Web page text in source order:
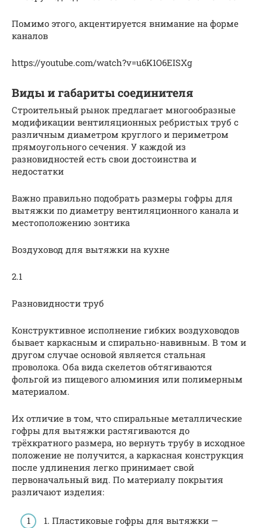
Помимо этого, акцентируется внимание на форме
каналов
https://youtube.com/watch?v=u6K1O6EISXg
Виды и габариты соединителя
Строительный рынок предлагает многообразные
модификации вентиляционных ребристых труб с
различным диаметром круглого и периметром
прямоугольного сечения. У каждой из
разновидностей есть свои достоинства и
недостатки
Важно правильно подобрать размеры гофры для
вытяжки по диаметру вентиляционного канала и
местоположению зонтика
Воздуховод для вытяжки на кухне
2.1
Разновидности труб
Конструктивное исполнение гибких воздуховодов
бывает каркасным и спирально-навивным. В том и
другом случае основой является стальная
проволока. Оба вида скелетов обтягиваются
фольгой из пищевого алюминия или полимерным
материалом.
Их отличие в том, что спиральные металлические
гофры для вытяжки растягиваются до
трёхкратного размера, но вернуть трубу в исходное
положение не получится, а каркасная конструкция
после удлинения легко принимает свой
первоначальный вид. По материалу покрытия
различают изделия:
1. Пластиковые гофры для вытяжки —